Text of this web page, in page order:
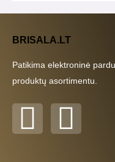
BRISALA.LT
Patikima elektroninė
produktų asortimentu.
F
I